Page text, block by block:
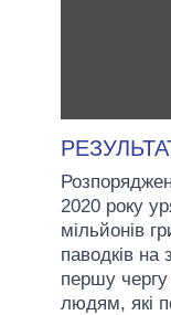
2020 року
мільйонів
паводків на
першу
людям, які